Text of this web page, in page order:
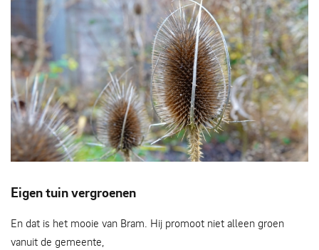
Eigen tuin vergroenen
En dat is het mooie van Bram. Hij promoot niet alleen groen
vanuit de gemeente,